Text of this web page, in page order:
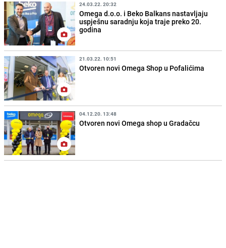
24.03.22. 20:32
Omega d.o.o. i Beko Balkans nastavljaju
uspješnu saradnju koja traje preko 20.
godina
21.03.22. 10:51
Otvoren novi Omega Shop u Pofalićima
04.12.20. 13:48
Otvoren novi Omega shop u Gradačcu